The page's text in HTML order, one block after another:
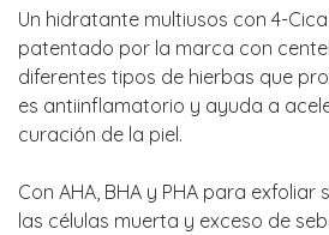
Un hidratante multiusos con 4-
patentado por la marca con
diferentes tipos de hierbas que
es antiinflamatorio y ayuda a
curación de la piel.
Con AHA, BHA y PHA para
las células muerta y exceso de